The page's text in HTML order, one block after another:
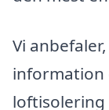
Vi
information
loftisolering